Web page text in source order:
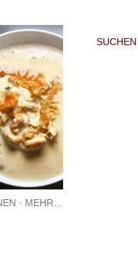
SUCHEN
MEHR…